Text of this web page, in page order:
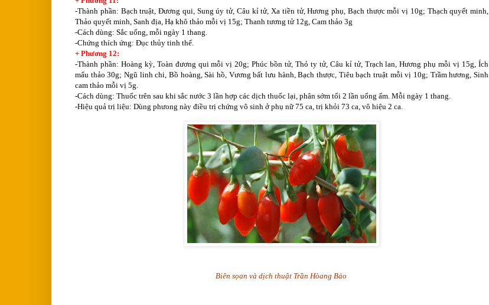
-Thành phần: Bạch truật, Đương qui, Sung úy tử, Câu kỉ tử, Xa tiền tử, Hương phụ, Bạch thược mỗi vị 10g; Thạch quyết minh,
Thảo quyết minh, Sanh địa, Hạ khô thảo mỗi vị 15g; Thanh tương tử 12g, Cam thảo 3g
-Cách dùng: Sắc uống, mỗi ngày 1 thang.
-Chứng thích ứng: Đục thủy tinh thể.
+ Phương 12:
-Thành phần: Hoàng kỳ, Toàn đương qui mỗi vị 20g; Phúc bồn tử, Thỏ ty tử, Câu kỉ tử, Trạch lan, Hương phụ mỗi vị 15g, Ích
mẩu thảo 30g; Ngũ linh chi, Bồ hoàng, Sài hồ, Vương bất lưu hành, Bạch thược, Tiêu bạch truật mỗi vị 10g; Trầm hương, Sinh
cam thảo mỗi vị 5g.
-Cách dùng: Thuốc trên sau khi sắc nước 3 lần hợp các dịch thuốc lại, phân sớm tối 2 lần uống ấm. Mỗi ngày 1 thang.
-Hiệu quả trị liệu: Dùng phưong này điều trị chứng vô sinh ở phụ nữ 75 ca, trị khỏi 73 ca, vô hiệu 2 ca.
Biên sọan và dịch thuật Trần Hòang Bảo